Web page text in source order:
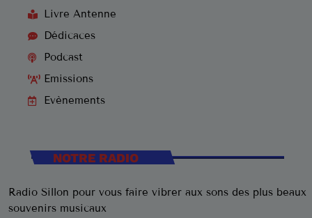
Livre Antenne
Dédicaces
Podcast
Emissions
Evènements
NOTRE RADIO
Radio Sillon pour vous faire vibrer aux sons des plus beaux
souvenirs musicaux